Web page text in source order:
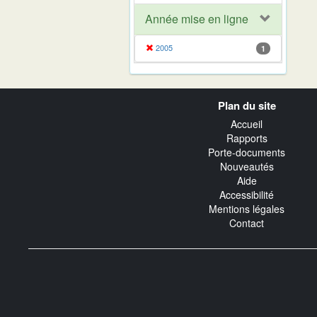
Année mise en ligne
2005 1
Plan du site
Accueil
Rapports
Porte-documents
Nouveautés
Aide
Accessibilité
Mentions légales
Contact